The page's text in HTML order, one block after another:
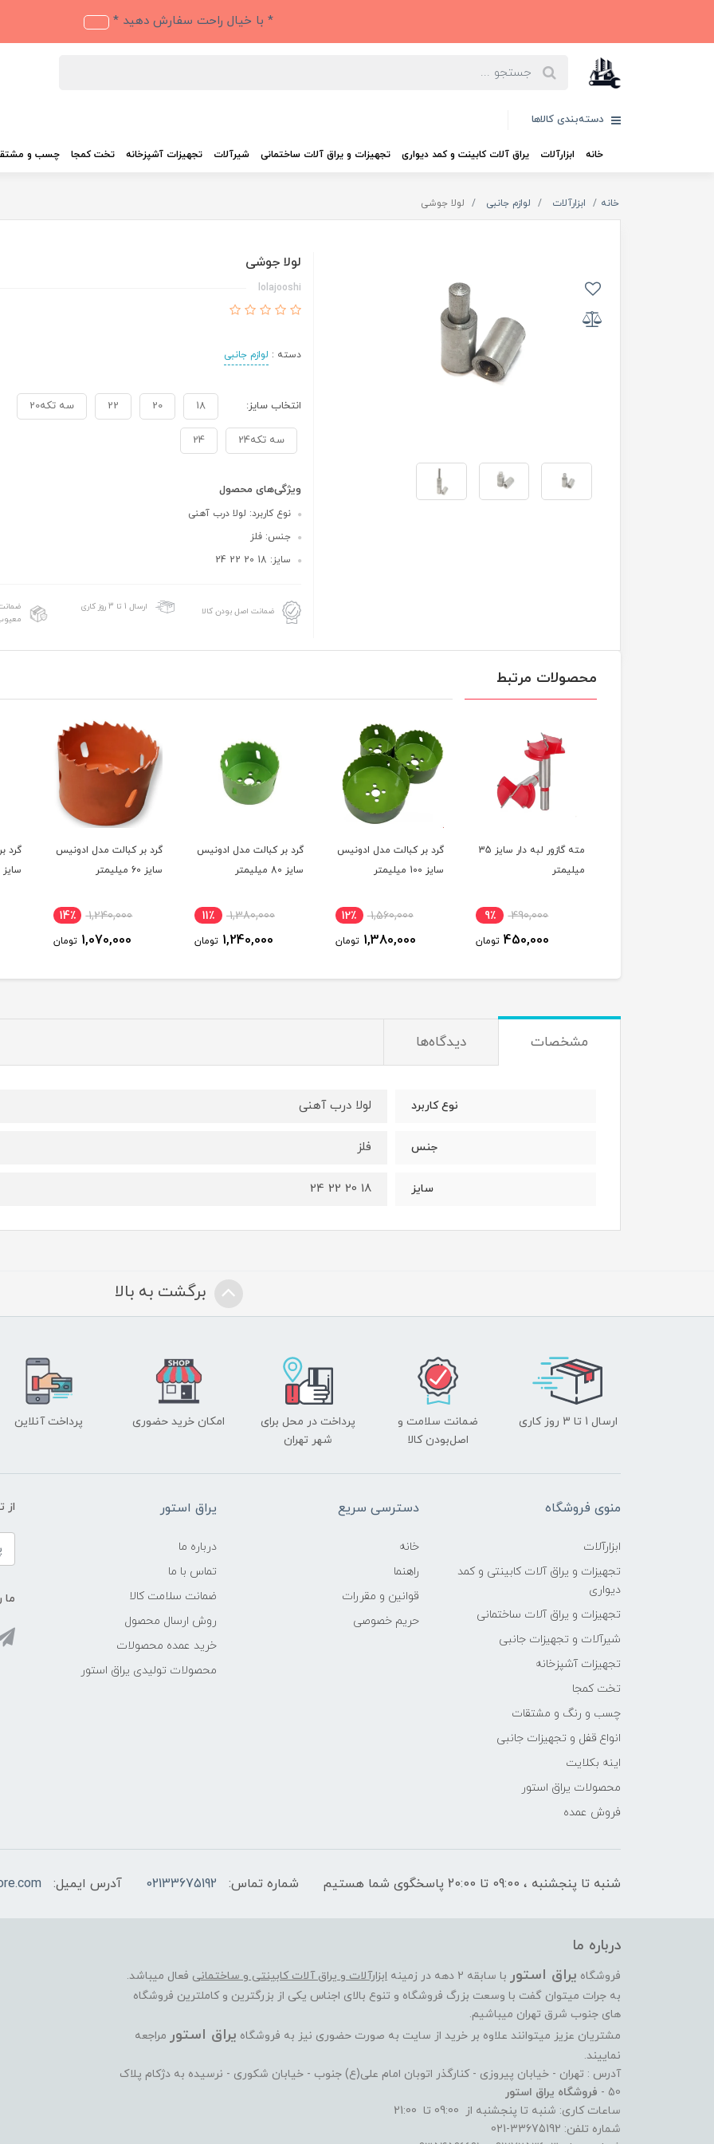
* با خیال راحت سفارش دهید *
دسته‌بندی کالاها
خانه ابزارآلات یراق آلات کابینت و کمد دیواری تجهیزات و یراق آلات ساختمانی شیرآلات تجهیزات آشپزخانه تخت کمجا چسب و
خانه ابزارآلات لوازم جانبی لولا جوشی
لولا جوشی
lolajooshi
دسته : لوازم جانبی
انتخاب سایز: 18
20
22 سه تکه20
سه تکه24 24
ویژگی‌های محصول
نوع کاربرد: لولا درب آهنی
جنس: فلز
سایز: 18 20 22 24
ضمانت اصل بودن کالا ارسال 1 تا 3 روز کاری
محصولات مرتبط
گرد بر کبالت مدل ادونیس
سایز 100 میلیمتر
1,560,000 12٪
1,380,000 تومان
گرد بر کبالت مدل ادونیس
سایز 80 میلیمتر
1,380,000 11٪
1,240,000 تومان
گرد بر کبالت مدل ادونیس
سایز 60 میلیمتر
1,240,000 14٪
1,070,000 تومان
گرد بر کبالت مدل ادونیس
سایز 35 میلیمتر
1,020,000 12٪
900,000 تومان
مته
سایز 100 میلی‌متر
مشخصات دیدگاه‌ها
نوع کاربرد لولا درب آهنی
جنس فلز
سایز 18 20 22 24
برگشت به بالا
ارسال 1 تا 3 روز کاری
ضمانت سلامت و
اصل‌بودن کالا
پرداخت در محل برای
شهر تهران
امکان خرید حضوری پرداخت آنلاین
منوی فروشگاه
ابزارآلات
تجهیزات و یراق آلات کابینتی و کمد
دیواری
تجهیزات و یراق آلات ساختمانی
شیرآلات و تجهیزات جانبی
تجهیزات آشپزخانه
تخت کمجا
چسب و رنگ و مشتقات
انواع قفل و تجهیزات جانبی
اینه بکلایت
محصولات یراق استور
فروش عمده
دسترسی سریع
خانه
راهنما
قوانین و مقررات
حریم خصوصی
یراق استور
درباره ما
تماس با ما
ضمانت سلامت کالا
روش ارسال محصول
خرید عمده محصولات
محصولات تولیدی یراق استور
از
ما
شنبه تا پنجشنبه ، 09:00 تا 20:00 پاسخگوی شما هستیم شماره تماس: 02133675192 آدرس ایمیل:
درباره ما
فروشگاه یراق استور با سابقه 2 دهه در زمینه ابزارآلات و یراق آلات کابینتی و ساختمانی فعال میباشد.
به جرات میتوان گفت با وسعت بزرگ فروشگاه و تنوع بالای اجناس یکی از بزرگترین و کاملترین فروشگاه
های جنوب شرق تهران میباشیم.
مشتریان عزیز میتوانند علاوه بر خرید از سایت به صورت حضوری نیز به فروشگاه یراق استور مراجعه
نماییند.
آدرس : تهران - خیابان پیروزی - کنارگذر اتوبان امام علی(ع) جنوب - خیابان شکوری - نرسیده به دژکام پلاک
50 -
فروشگاه یراق استور
ساعات کاری: شنبه تا پنجشنبه از 09:00 تا 21:00
شماره تلفن: 33675192-021